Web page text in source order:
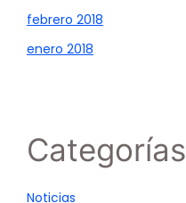
febrero 2018
enero 2018
Categorías
Noticias